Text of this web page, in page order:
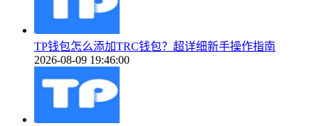
TP钱包怎么添加TRC钱包？超详细新手操作指南
2026-08-09 19:46:00